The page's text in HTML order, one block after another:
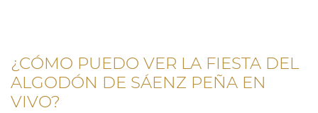
¿CÓMO PUEDO VER LA FIESTA DEL
ALGODÓN DE SÁENZ PEÑA EN
VIVO?